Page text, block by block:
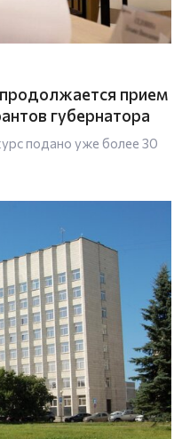
прием
губернатора
подано уже более 30